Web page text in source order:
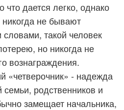
дается легко, однако
не бывают
такой человек
но никогда не
вознаграждения.
«четверочник» - надежда
родственников и
замещает начальника,